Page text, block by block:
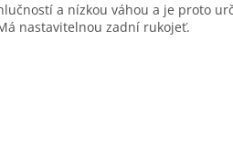
a nízkou váhou a je proto
nastavitelnou zadní rukojeť.